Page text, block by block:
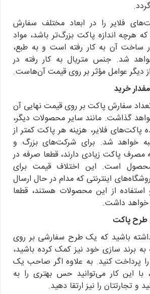
فلایر را در ابعاد مختلف سفارش
هرچه اندازه پاکت بزرگ‌تر باشد، مواد
ساخت آن به کار رفته است و به طبع،
شد. جنس متریال به‌ کار رفته در
دیگر عوامل مؤثر بر روی قیمت آن‌هاست.
خرید
سفارش پاکت بر روی قیمت نهایی آن
گذاشت. مانند سایر محصولات دیگر،
فلایر، هزینه هر پاکت کمتر از
خواهد شد. برای شرکت‌های بزرگ و
مصرف پاکت زیادی دارند، قطعا صرفه در
است. این اختلاف قیمت برای
اینترنتی که مدام در حال ارسال
از این محصولات هستند، قطعا
خواهد داشت.
طرح پاکت
باشید که یک طرح سفارشی بر روی
برند سازی خود نیز کمک کرده باشید،
را پرداخت کنید. به علاوه اگر صاحب یک
این کار می‌توانید حس بهتری را به
و تجارتتان را نیز ارتقا دهید.